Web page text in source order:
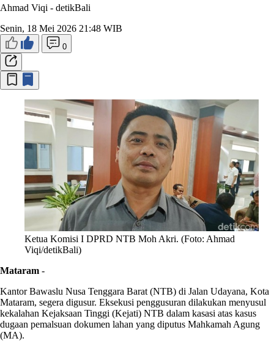
Ahmad Viqi - detikBali
Senin, 18 Mei 2026 21:48 WIB
0
Ketua Komisi I DPRD NTB Moh Akri. (Foto: Ahmad
Viqi/detikBali)
Mataram -
Kantor Bawaslu Nusa Tenggara Barat (NTB) di Jalan Udayana, Kota
Mataram, segera digusur. Eksekusi penggusuran dilakukan menyusul
kekalahan Kejaksaan Tinggi (Kejati) NTB dalam kasasi atas kasus
dugaan pemalsuan dokumen lahan yang diputus Mahkamah Agung
(MA).